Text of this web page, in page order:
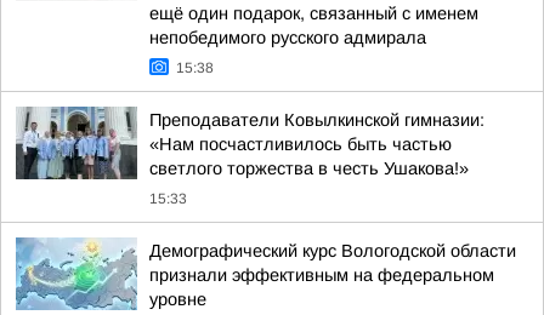
ещё один подарок, связанный с именем
непобедимого русского адмирала
15:38
Преподаватели Ковылкинской гимназии:
«Нам посчастливилось быть частью
светлого торжества в честь Ушакова!»
15:33
Демографический курс Вологодской области
признали эффективным на федеральном
уровне